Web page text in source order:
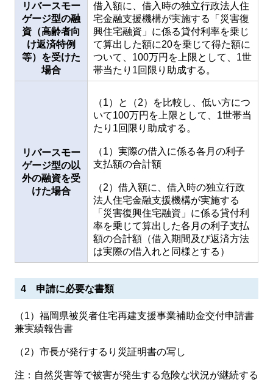
リバースモー
ゲージ型の融
資（高齢者向
け返済特例
等）を受けた
場合
借入額に、借入時の独立行政法人住
宅金融支援機構が実施する「災害復
興住宅融資」に係る貸付利率を乗じ
て算出した額に20を乗じて得た額に
ついて、100万円を上限として、1世
帯当たり1回限り助成する。
リバースモー
ゲージ型の以
外の融資を受
けた場合
（1）と（2）を比較し、低い方につ
いて100万円を上限として、1世帯当
たり1回限り助成する。
（1）実際の借入に係る各月の利子
支払額の合計額
（2）借入額に、借入時の独立行政
法人住宅金融支援機構が実施する
「災害復興住宅融資」に係る貸付利
率を乗じて算出した各月の利子支払
額の合計額（借入期間及び返済方法
は実際の借入れと同様とする）
4 申請に必要な書類
（1）福岡県被災者住宅再建支援事業補助金交付申請書
兼実績報告書
（2）市長が発行するり災証明書の写し
注：自然災害等で被害が発生する危険な状況が継続する